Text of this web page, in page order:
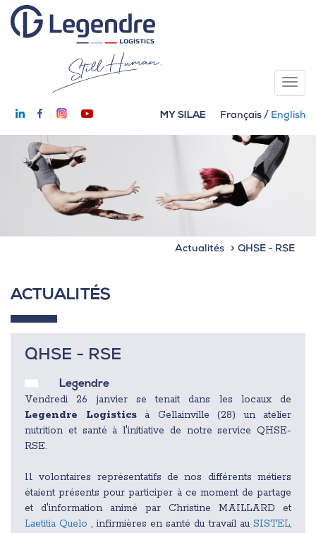
MY SILAE Français / English
Actualités QHSE - RSE
ACTUALITÉS
QHSE - RSE
Legendre
Vendredi 26 janvier se tenait dans les locaux de
Legendre Logisticsà Gellainville (28) un atelier
nutrition et santé à l'initiative de notre service QHSE-
RSE.
11 volontaires représentatifs de nos différents métiers
étaient présents pour participer à ce moment de partage
et d'information animé par Christine MAILLARD et
Laetitia Quelo , infirmières en santé du travail auSISTEL,